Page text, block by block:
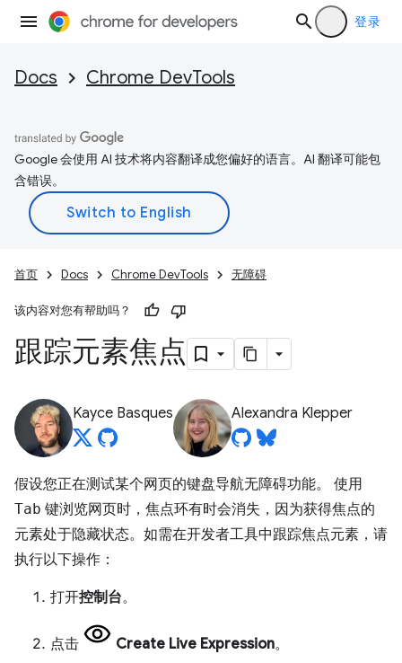
登录
Docs Chrome DevTools
Google 会使用 AI 技术将内容翻译成您偏好的语言。AI 翻译可能包
含错误。
首页 Docs Chrome DevTools 无障碍
该内容对您有帮助吗？
跟踪元素焦点
Kayce Basques Alexandra Klepper
假设您正在测试某个网页的键盘导航无障碍功能。 使用
Tab 键浏览网页时，焦点环有时会消失，因为获得焦点的
元素处于隐藏状态。如需在开发者工具中跟踪焦点元素，请
执行以下操作：
打开控制台。
点击 Create Live Expression。